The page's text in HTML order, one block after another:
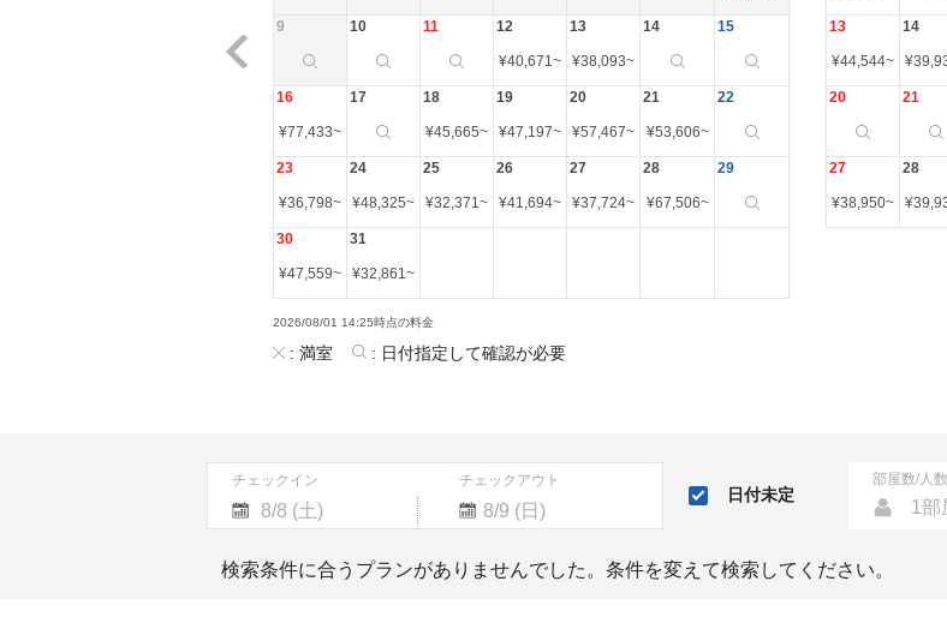
9 10 11 12
¥40,671~
13
¥38,093~
14 15
16
¥77,433~
17 18
¥45,665~
19
¥47,197~
20
¥57,467~
21
¥53,606~
22
23
¥36,798~
24
¥48,325~
25
¥32,371~
26
¥41,694~
27
¥37,724~
28
¥67,506~
29
30
¥47,559~
31
¥32,861~
13
¥44,544~
14
¥
20 21
27
¥38,950~
28
¥
2026/08/01 14:25時点の料金
: 満室 : 日付指定して確認が必要
チェックイン チェックアウト
Navigate
forward
to
Navigate
to
日付未定
部屋数/人数
1部
検索条件に合うプランがありませんでした。条件を変えて検索してください。